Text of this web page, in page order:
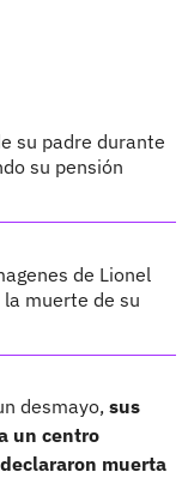
su padre durante
su pensión
de Lionel
muerte de su
desmayo, sus
un centro
muerta